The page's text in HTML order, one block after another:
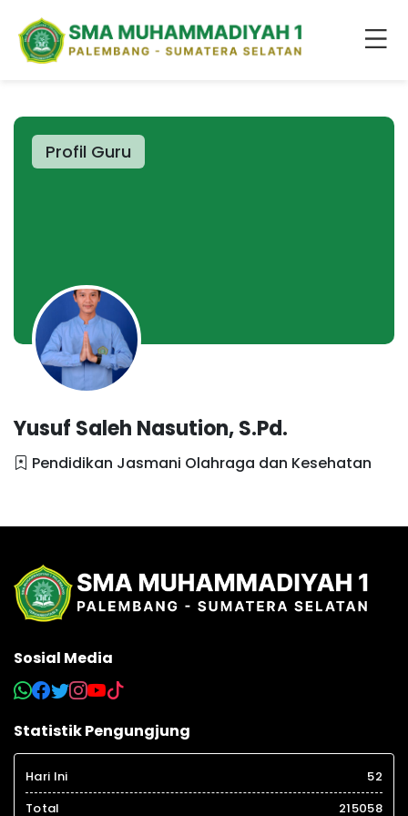
Profil Guru
Yusuf Saleh Nasution, S.Pd.
Pendidikan Jasmani Olahraga dan Kesehatan
Sosial Media
Statistik Pengungjung
Hari Ini
52
Total
215058